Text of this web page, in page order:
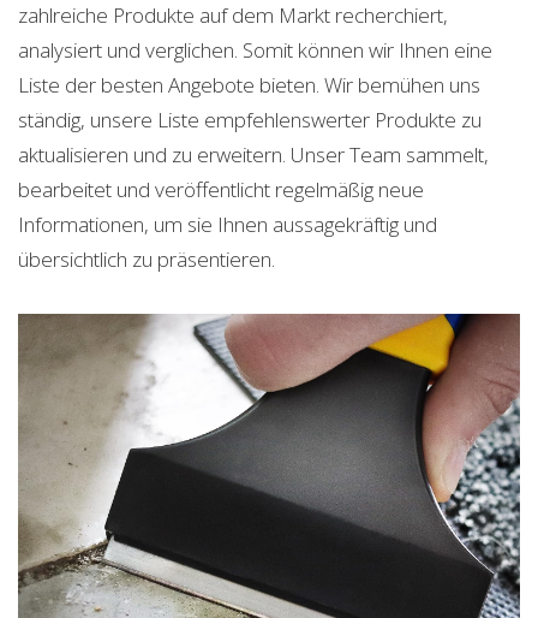
zahlreiche Produkte auf dem Markt recherchiert,
analysiert und verglichen. Somit können wir Ihnen eine
Liste der besten Angebote bieten. Wir bemühen uns
ständig, unsere Liste empfehlenswerter Produkte zu
aktualisieren und zu erweitern. Unser Team sammelt,
bearbeitet und veröffentlicht regelmäßig neue
Informationen, um sie Ihnen aussagekräftig und
übersichtlich zu präsentieren.